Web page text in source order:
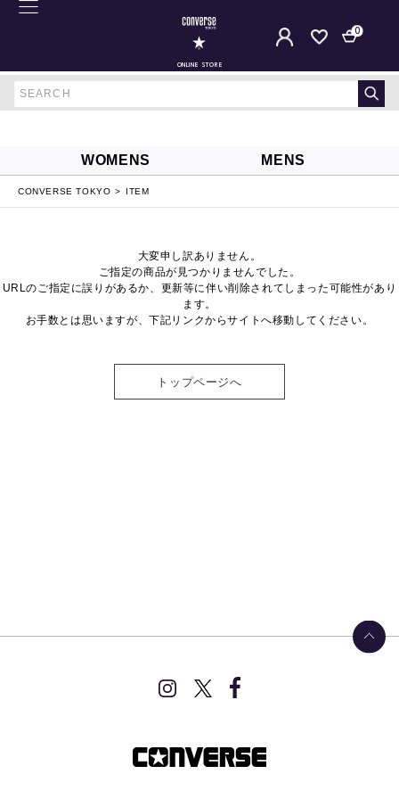
ONLINE STORE
0
WOMENS MENS
CONVERSE TOKYO ITEM
大変申し訳ありません。
ご指定の商品が見つかりませんでした。
URLのご指定に誤りがあるか、更新等に伴い削除されてしまった可能性があり
ます。
お手数とは思いますが、下記リンクからサイトへ移動してください。
トップページへ